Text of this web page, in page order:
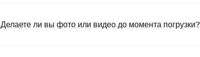
Делаете ли вы фото или видео до момента погрузки?